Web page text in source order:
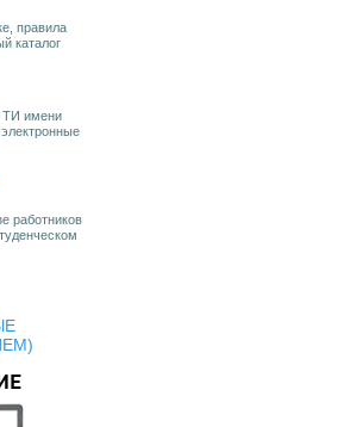
правила
каталог
ТИ имени
работников